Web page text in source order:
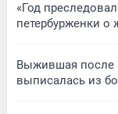
«Год
петербурженки о
Выжившая после
выписалась из